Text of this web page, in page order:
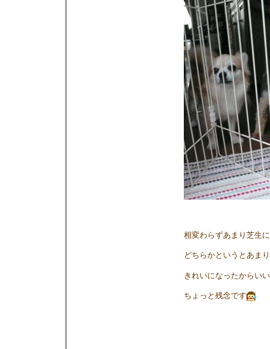
相変わらずあまり芝生
どちらかというとあま
きれいになったからい
ちょっと残念です